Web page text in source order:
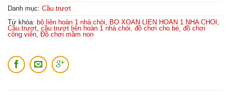
Danh mục: Cầu trượt
Từ khóa: bộ liên hoàn 1 nhà chòi BO XOAN LIEN HOAN 1 NHA CHOI
Cầu trượt cầu trượt liên hoàn 1 nhà chòi đồ chơi cho bé đồ chơi
công viên Đồ chơi mầm non